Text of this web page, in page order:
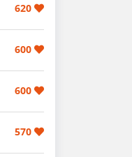
620
600
600
570